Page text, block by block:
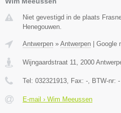
Niet gevestigd in de plaats
Henegouwen.
Antwerpen » Antwerpen | Google
Wijngaardstraat 11 2000
Tel: 032321913 , Fax: - , BTW-nr: -
E-mail › Wim Meeussen